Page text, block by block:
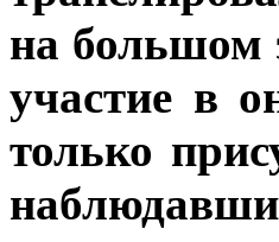
на большом
участие в
только